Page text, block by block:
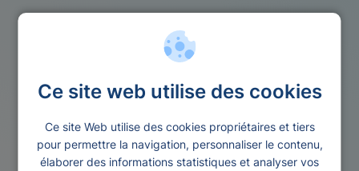
Ce site web utilise des cookies
Ce site Web utilise des cookies propriétaires et tiers
pour permettre la navigation, personnaliser le contenu,
élaborer des informations statistiques et analyser vos